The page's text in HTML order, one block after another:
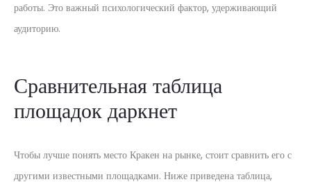
работы. Это важный психологический фактор, удерживающий
аудиторию.
Сравнительная таблица
площадок даркнет
Чтобы лучше понять место Кракен на рынке, стоит сравнить его с
другими известными площадками. Ниже приведена таблица,